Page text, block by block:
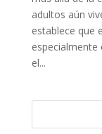
adultos aún
establece que
el...